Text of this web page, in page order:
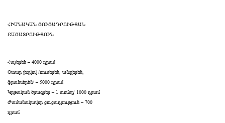
ՀԻՄՆԱԿԱՆ ՑՈՒՑԱԴՐՈՒԹՅԱՆ
ԲԱՑԱՏՐՈՒԹՅՈՒՆ
Հայերեն – 4000 դրամ
Օտար լեզվով /ռուսերեն, անգլերեն,
ֆրանսերեն/ – 5000 դրամ
Կրթական ծրագրեր – 1 տոմսը՝ 1000 դրամ
Ժամանակավոր ցուցադրություն – 700
դրամ